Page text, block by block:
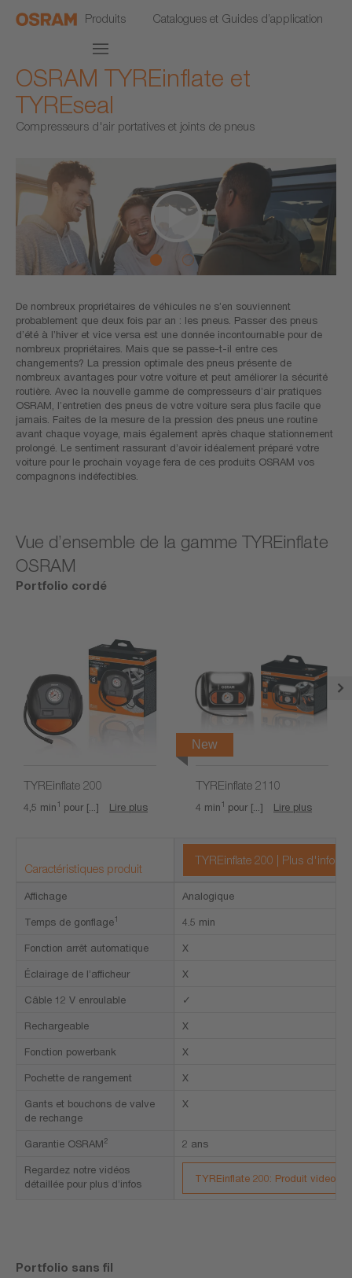
Produits Catalogues et Guides d’application
OSRAM TYREinflate et
TYREseal
Compresseurs d'air portatives et joints de pneus
De nombreux propriétaires de véhicules ne s’en souviennent
probablement que deux fois par an : les pneus. Passer des pneus
d’été à l’hiver et vice versa est une donnée incontournable pour de
nombreux propriétaires. Mais que se passe-t-il entre ces
changements? La pression optimale des pneus présente de
nombreux avantages pour votre voiture et peut améliorer la sécurité
routière. Avec la nouvelle gamme de compresseurs d’air pratiques
OSRAM, l’entretien des pneus de votre voiture sera plus facile que
jamais. Faites de la mesure de la pression des pneus une routine
avant chaque voyage, mais également après chaque stationnement
prolongé. Le sentiment rassurant d’avoir idéalement préparé votre
voiture pour le prochain voyage fera de ces produits OSRAM vos
compagnons indéfectibles.
Vue d’ensemble de la gamme TYREinflate
OSRAM
Portfolio cordé
TYREinflate 200
4,5 min1 pour [...] Lire plus
New
TYREinflate 2110
4 min1 pour [...] Lire plus
Caractéristiques produit
TYREinflate 200 | Plus
Affichage Analogique
Temps de gonflage1 4.5 min
Fonction arrêt automatique X
Éclairage de l’afficheur X
Câble 12 V enroulable ✓
Rechargeable X
Fonction powerbank X
Pochette de rangement X
Gants et bouchons de valve
de rechange
X
Garantie OSRAM2 2 ans
Regardez notre vidéos
détaillée pour plus d’infos
TYREinflate 200: Produit video
Portfolio sans fil